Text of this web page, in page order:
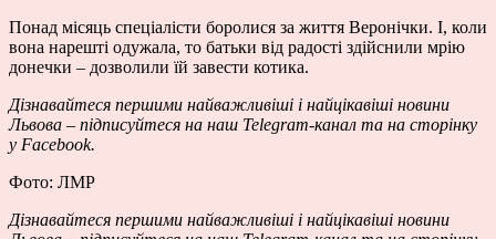
Понад місяць спеціалісти боролися за життя Веронічки. І, коли
вона нарешті одужала, то батьки від радості здійснили мрію
донечки – дозволили їй завести котика.
Дізнавайтеся першими найважливіші і найцікавіші новини
Львова – підписуйтеся на наш Telegram-канал та на сторінку
у Facebook.
Фото: ЛМР
Дізнавайтеся першими найважливіші і найцікавіші новини